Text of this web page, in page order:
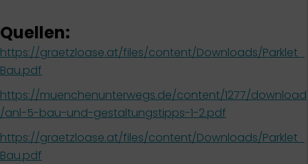
Quellen:
https://graetzloase.at/files/content/Downloads/Parklet_
Bau.pdf
https://muenchenunterwegs.de/content/1277/download
/anl-5-bau-und-gestaltungstipps-1-2.pdf
https://graetzloase.at/files/content/Downloads/Parklet_
Bau.pdf